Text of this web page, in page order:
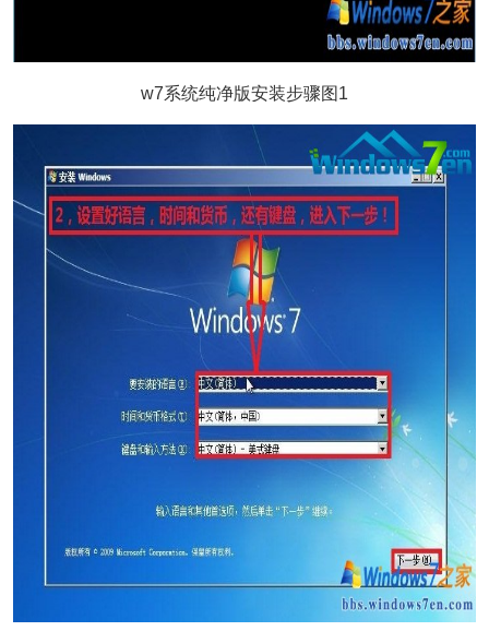
w7系统纯净版安装步骤图1